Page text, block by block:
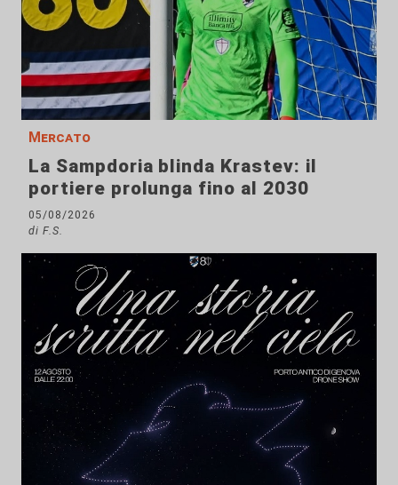
Mercato
La Sampdoria blinda Krastev: il
portiere prolunga fino al 2030
05/08/2026
di F.S.